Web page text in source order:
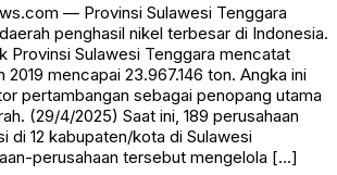
— Provinsi Sulawesi Tenggara
penghasil nikel terbesar di Indonesia.
Provinsi Sulawesi Tenggara mencatat
2019 mencapai 23.967.146 ton. Angka ini
pertambangan sebagai penopang utama
(29/4/2025) Saat ini, 189 perusahaan
di 12 kabupaten/kota di Sulawesi
perusahaan tersebut mengelola […]